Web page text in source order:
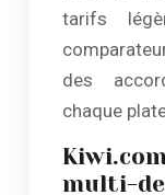
tarifs
des
chaque
multi-